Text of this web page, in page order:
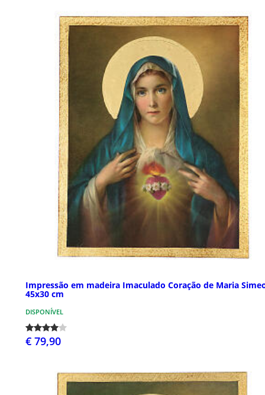
Impressão em madeira Imaculado Coração de Maria
45x30 cm
DISPONÍVEL
€ 79,90